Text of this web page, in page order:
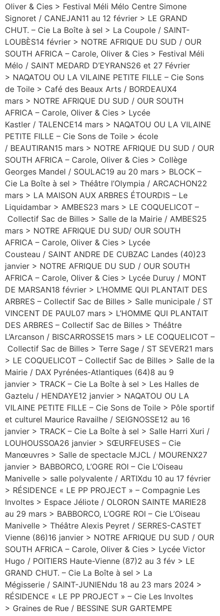
Oliver & Cies > Festival Méli Mélo Centre Simone
Signoret / CANEJAN11 au 12 février > LE GRAND
CHUT. – Cie La Boîte à sel > La Coupole / SAINT-
LOUBÈS14 février > NOTRE AFRIQUE DU SUD / OUR
SOUTH AFRICA – Carole, Oliver & Cies > Festival Méli
Mélo / SAINT MEDARD D’EYRANS26 et 27 Février
> NAQATOU OU LA VILAINE PETITE FILLE – Cie Sons
de Toile > Café des Beaux Arts / BORDEAUX4
mars > NOTRE AFRIQUE DU SUD / OUR SOUTH
AFRICA – Carole, Oliver & Cies > Lycée
Kastler / TALENCE14 mars > NAQATOU OU LA VILAINE
PETITE FILLE – Cie Sons de Toile > école
/ BEAUTIRAN15 mars > NOTRE AFRIQUE DU SUD / OUR
SOUTH AFRICA – Carole, Oliver & Cies > Collège
Georges Mandel / SOULAC19 au 20 mars > BLOCK –
Cie La Boîte à sel > Théâtre l’Olympia / ARCACHON22
mars > LA MAISON AUX ARBRES ÉTOURDIS – Le
Liquidambar > AMBES23 mars > LE COQUELICOT –
Collectif Sac de Billes > Salle de la Mairie / AMBES25
mars > NOTRE AFRIQUE DU SUD/ OUR SOUTH
AFRICA – Carole, Oliver & Cies > Lycée
Cousteau / SAINT ANDRE DE CUBZAC Landes (40)23
janvier > NOTRE AFRIQUE DU SUD / OUR SOUTH
AFRICA – Carole, Oliver & Cies > Lycée Duruy / MONT
DE MARSAN18 février > L’HOMME QUI PLANTAIT DES
ARBRES – Collectif Sac de Billes > Salle municipale / ST
VINCENT DE PAUL07 mars > L’HOMME QUI PLANTAIT
DES ARBRES – Collectif Sac de Billes > Théâtre
L’Arcanson / BISCARROSSE15 mars > LE COQUELICOT –
Collectif Sac de Billes > Terre Sage / ST SEVER21 mars
> LE COQUELICOT – Collectif Sac de Billes > Salle de la
Mairie / DAX Pyrénées-Atlantiques (64)8 au 9
janvier > TRACK – Cie La Boîte à sel > Les Halles de
Gaztelu / HENDAYE12 janvier > NAQATOU OU LA
VILAINE PETITE FILLE – Cie Sons de Toile > Pôle sportif
et culturel Maurice Ravailhe / SEIGNOSSE12 au 16
janvier > TRACK – Cie La Boîte à sel > Salle Harri Xuri /
LOUHOUSSOA26 janvier > SŒURFEUSES – Cie
Manœuvres > Salle de spectacle MJCL / MOURENX27
janvier > BABBORCO, L’OGRE ROI – Cie L’Oiseau
Manivelle > salle polyvalente / ARTIXdu 10 au 17 février
> RÉSIDENCE « LE PP PROJECT » – Compagnie Les
Involtes > Espace Jéliote / OLORON SAINTE MARIE28
au 29 mars > BABBORCO, L’OGRE ROI – Cie L’Oiseau
Manivelle > Théâtre Alexis Peyret / SERRES-CASTET
Vienne (86)16 janvier > NOTRE AFRIQUE DU SUD / OUR
SOUTH AFRICA – Carole, Oliver & Cies > Lycée Victor
Hugo / POITIERS Haute-Vienne (87)2 au 3 fév > LE
GRAND CHUT. – Cie La Boîte à sel > La
Mégisserie / SAINT-JUNIENdu 18 au 23 mars 2024 >
RÉSIDENCE « LE PP PROJECT » – Cie Les Involtes
> Graines de Rue / BESSINE SUR GARTEMPE